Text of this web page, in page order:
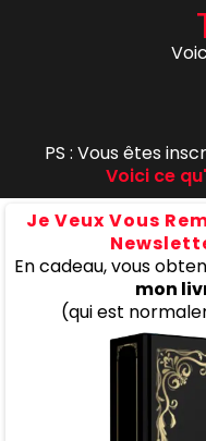
PS : Vous êtes
Voici ce
Je Veux Vous
En cadeau, vous
mon
(qui est